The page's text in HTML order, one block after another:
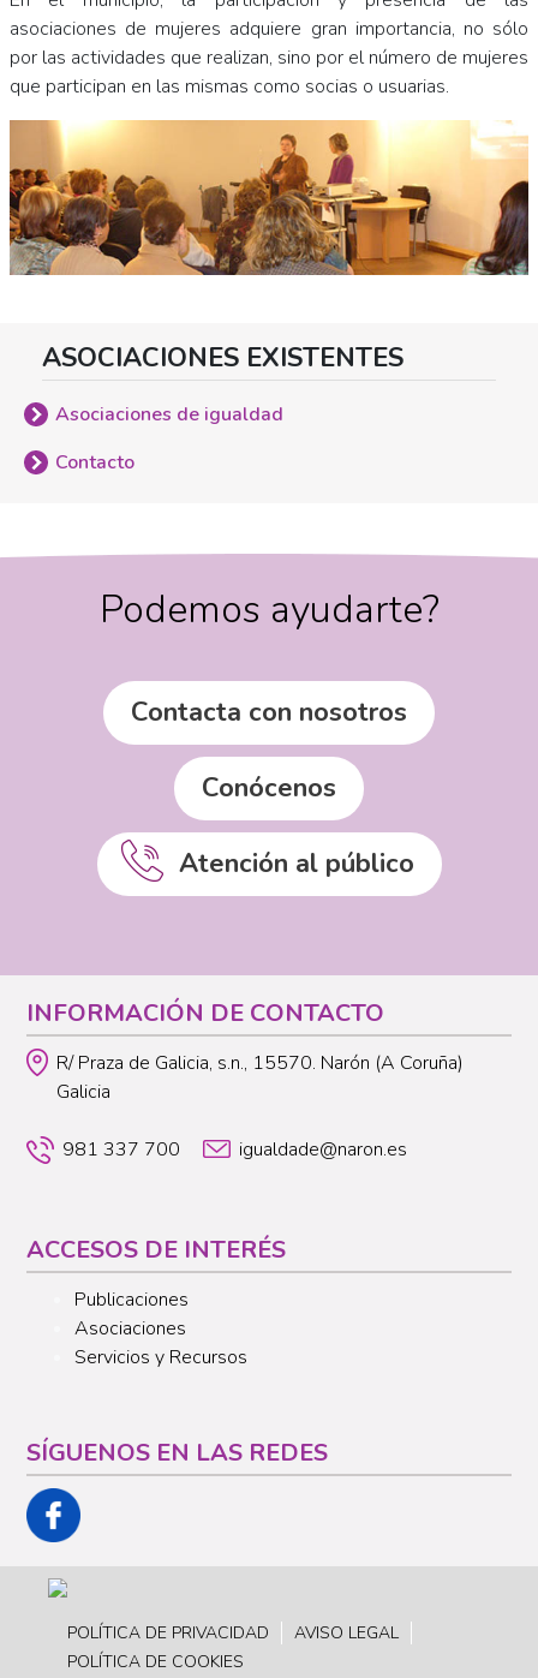
asociaciones de mujeres adquiere gran importancia, no sólo
por las actividades que realizan, sino por el número de mujeres
que participan en las mismas como socias o usuarias.
ASOCIACIONES EXISTENTES
Asociaciones de igualdad
Contacto
Podemos ayudarte?
Contacta con nosotros
Conócenos
Atención al público
INFORMACIÓN DE CONTACTO
R/ Praza de Galicia, s.n., 15570. Narón (A Coruña)
Galicia
981 337 700 igualdade@naron.es
ACCESOS DE INTERÉS
Publicaciones
Asociaciones
Servicios y Recursos
SÍGUENOS EN LAS REDES
POLÍTICA DE PRIVACIDAD
AVISO LEGAL
POLÍTICA DE COOKIES